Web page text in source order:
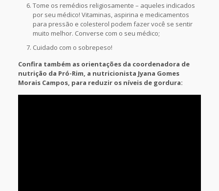
Tome os remédios religiosamente – aqueles indicados
por seu médico! Vitaminas, aspirina e medicamentos
para pressão e colesterol podem fazer você se sentir
muito melhor. Converse com o seu médico;
Cuidado com o sobrepeso!
Confira também as orientações da coordenadora de
nutrição da Pró-Rim, a nutricionista Jyana Gomes
Morais Campos, para reduzir os níveis de gordura: